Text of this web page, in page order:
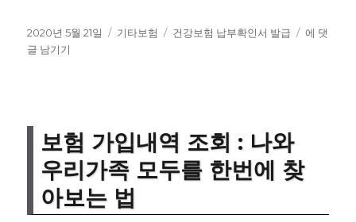
작
성
2020년 5월 21일
카
기타보험
태
건강보험 납부확인서 발급
건
서
방
에 댓
글 남기기
보험 가입내역 조회 : 나와
우리가족 모두를 한번에 찾
아보는 법